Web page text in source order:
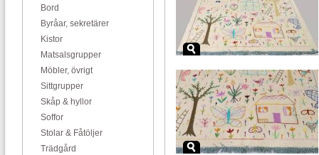
Bord
Byråar, sekretärer
Kistor
Matsalsgrupper
Möbler, övrigt
Sittgrupper
Skåp & hyllor
Soffor
Stolar & Fåtöljer
Trädgård